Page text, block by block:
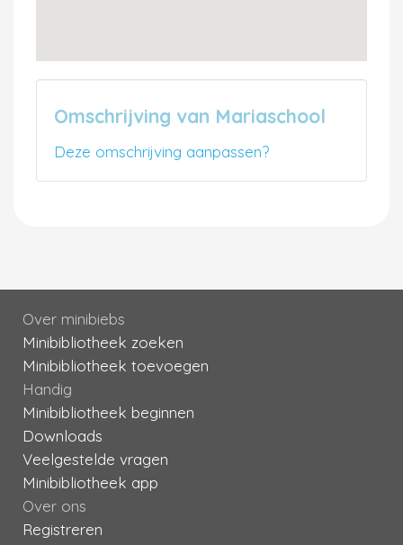
Omschrijving van Mariaschool
Deze omschrijving aanpassen?
Over minibiebs
Minibibliotheek zoeken
Minibibliotheek toevoegen
Handig
Minibibliotheek beginnen
Downloads
Veelgestelde vragen
Minibibliotheek app
Over ons
Registreren